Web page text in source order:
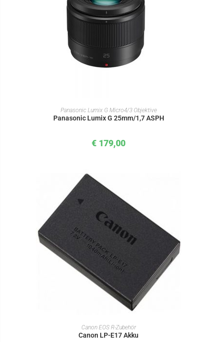
IN DEN WARENKORB
Panasonic Lumix G Micro4/3 Objektive
Panasonic Lumix G 25mm/1,7 ASPH
€ 179,00
IN DEN WARENKORB
Canon EOS R-Zubehör
Canon LP-E17 Akku